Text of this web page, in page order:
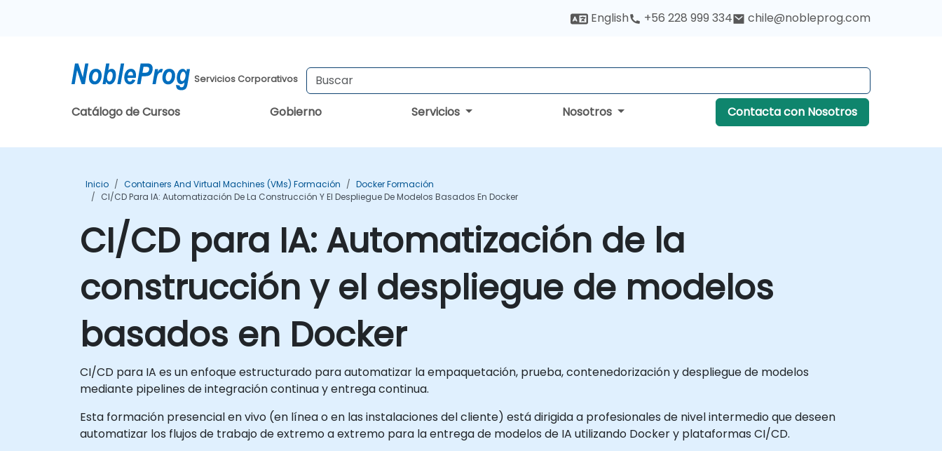
English +56 228 999 334 chile@nobleprog.com
Servicios Corporativos
Catálogo de Cursos Gobierno Servicios Nosotros Contacta con Nosotros
Inicio Containers And Virtual Machines (VMs) Formación
Docker Formación
CI/CD Para IA: Automatización De La Construcción Y El Despliegue De Modelos Basados En Docker
CI/CD para IA: Automatización de la
construcción y el despliegue de modelos
basados en Docker
CI/CD para IA es un enfoque estructurado para automatizar la empaquetación, prueba, contenedorización y despliegue de modelos
mediante pipelines de integración continua y entrega continua.
Esta formación presencial en vivo (en línea o en las instalaciones del cliente) está dirigida a profesionales de nivel intermedio que deseen
automatizar los flujos de trabajo de extremo a extremo para la entrega de modelos de IA utilizando Docker y plataformas CI/CD.